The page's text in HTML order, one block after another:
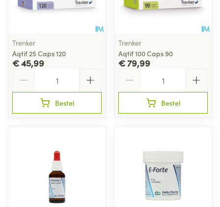
Trenker
Aqtif 25 Caps 120
€ 45,99
Bestel
Trenker
Aqtif 100 Caps 90
€ 79,99
Bestel